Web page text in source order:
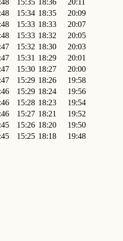
15:35 18:36
20:11
15:34 18:35
20:09
15:33 18:33
20:07
15:33 18:32
20:05
15:32 18:30
20:03
15:31 18:29
20:01
15:30 18:27
20:00
15:29 18:26
19:58
15:29 18:24
19:56
15:28 18:23
19:54
15:27 18:21
19:52
15:26 18:20
19:50
15:25 18:18 19:48